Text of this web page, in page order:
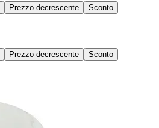
Prezzo decrescente Sconto
Prezzo decrescente Sconto